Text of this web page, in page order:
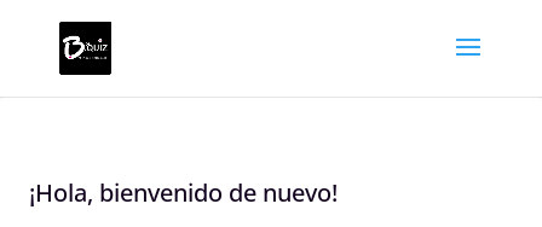
¡Hola, bienvenido de nuevo!